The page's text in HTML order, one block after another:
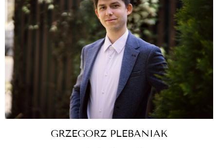
GRZEGORZ PLEBANIAK